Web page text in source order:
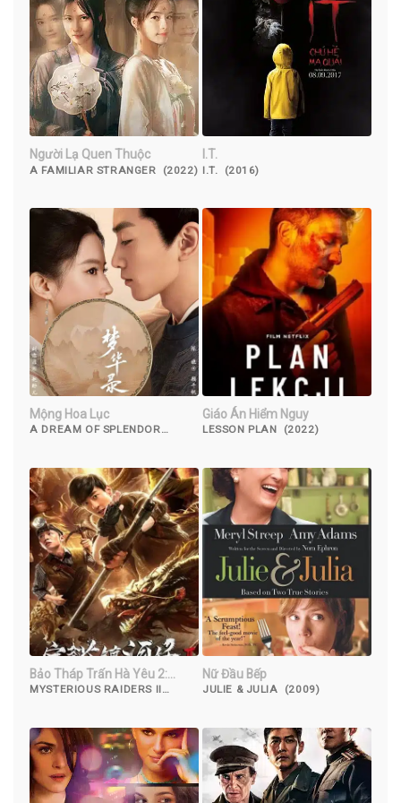
Người Lạ Quen Thuộc
A FAMILIAR STRANGER (2022)
I.T.
I.T. (2016)
Mộng Hoa Lục
A DREAM OF SPLENDOR
Giáo Án Hiểm Nguy
LESSON PLAN (2022)
Bảo Tháp Trấn Hà Yêu 2:
Tuyệt Thế Yêu Long
MYSTERIOUS RAIDERS II
Nữ Đầu Bếp
JULIE & JULIA (2009)